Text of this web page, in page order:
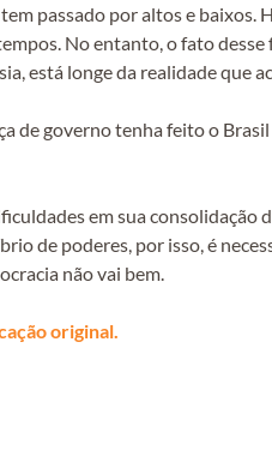
passado por altos e
No entanto, o fato
está longe da realidade que
de governo tenha feito o
em sua
de poderes, por isso, é
não vai bem.
original.